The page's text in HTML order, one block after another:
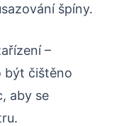
špíny.
–
být čištěno
aby se